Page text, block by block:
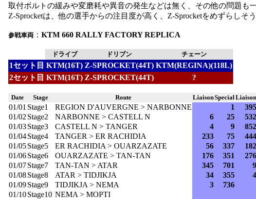
取付ボルトの緩みや変磨耗や異音の発生などは無く、その他の問題も
Z-Sprocketは、他の選手からの注目度が高く、Z-Sprocketをめずらしそ
参戦車両 ： KTM 660 RALLY FACTORY REPLICA
ドライブ ドリブン チェーン
1セット目 KTM(16T) Z-SPROCKET(44T) KTM(REGINA)(118L)
2セット目 KTM(16T) Z-SPROCKET(44T) ?
Date Stage Route LiaisonSpecialLiaison
01/01 Stage1 REGION D'AUVERGNE > NARBONNE 1 395
01/02 Stage2 NARBONNE > CASTELL N 6 25 532
01/03Stage3 CASTELL N > TANGER 4 9 852
01/04Stage4 TANGER > ER RACHIDIA 233 75 444
01/05Stage5 ER RACHIDIA > OUARZAZATE 56 337 182
01/06Stage6 OUARZAZATE > TAN-TAN 176 351 276
01/07Stage7 TAN-TAN > ATAR 345 701 9
01/08Stage8 ATAR > TIDJIKJA 34 355 4
01/09Stage9 TIDJIKJA > NEMA 3 736
01/10Stage10 NEMA > MOPTI